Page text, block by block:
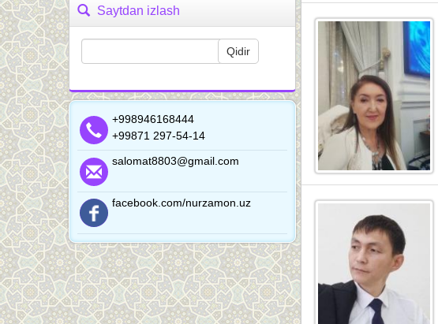
Saytdan izlash
+998946168444
+99871 297-54-14
salomat8803@gmail.com
facebook.com/nurzamon.uz